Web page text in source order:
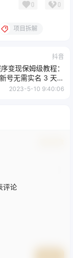
0 0
项目拆解
抖音
变现保姆级教程：
号无需实名 3 天起
第 1 条视频就有收入
2023-5-10 9:40:06
评论